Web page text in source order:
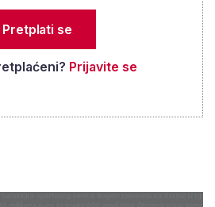
Pretplati se
Prijavite se